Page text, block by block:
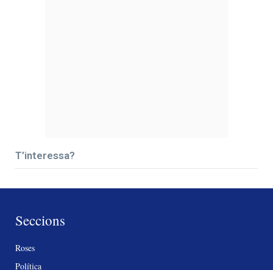
T’interessa?
Seccions
Roses
Política